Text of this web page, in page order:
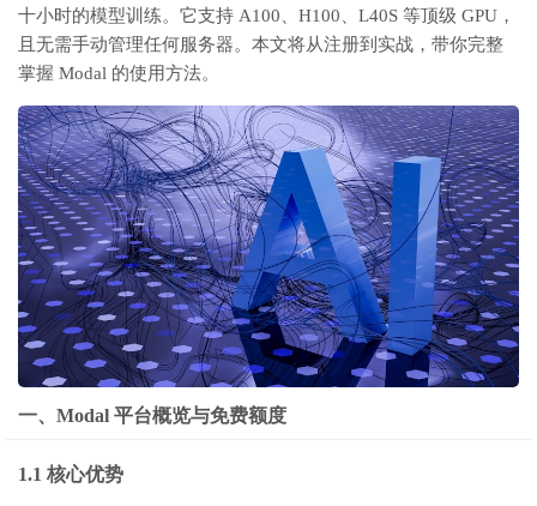
十小时的模型训练。它支持 A100、H100、L40S 等顶级 GPU，
且无需手动管理任何服务器。本文将从注册到实战，带你完整
掌握 Modal 的使用方法。
一、Modal 平台概览与免费额度
1.1 核心优势